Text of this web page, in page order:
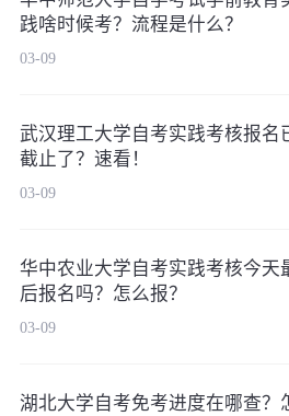
践啥时候考？流程是什么？
03-09
武汉理工大学自考实践考核报名
截止了？速看！
03-09
华中农业大学自考实践考核今天
后报名吗？怎么报？
03-09
湖北大学自考免考进度在哪查？